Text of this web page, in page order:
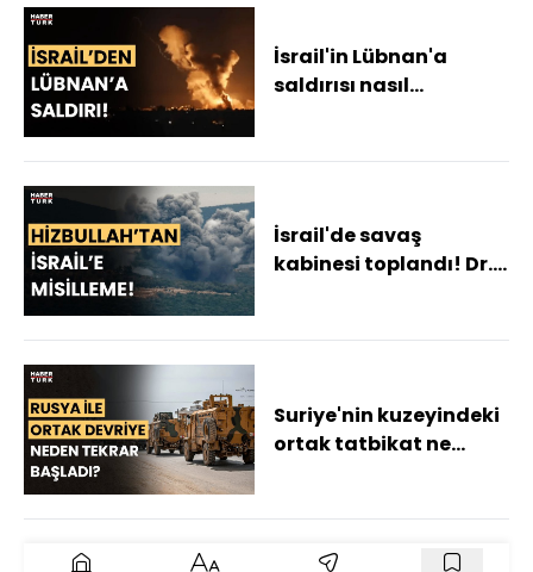
İsrail'in Lübnan'a
saldırısı nasıl
Çağlar Özer anlattı
İsrail'de savaş
kabinesi toplandı! Dr.
Suriye'nin kuzeyindeki
ortak tatbikat ne
değerlendirdi